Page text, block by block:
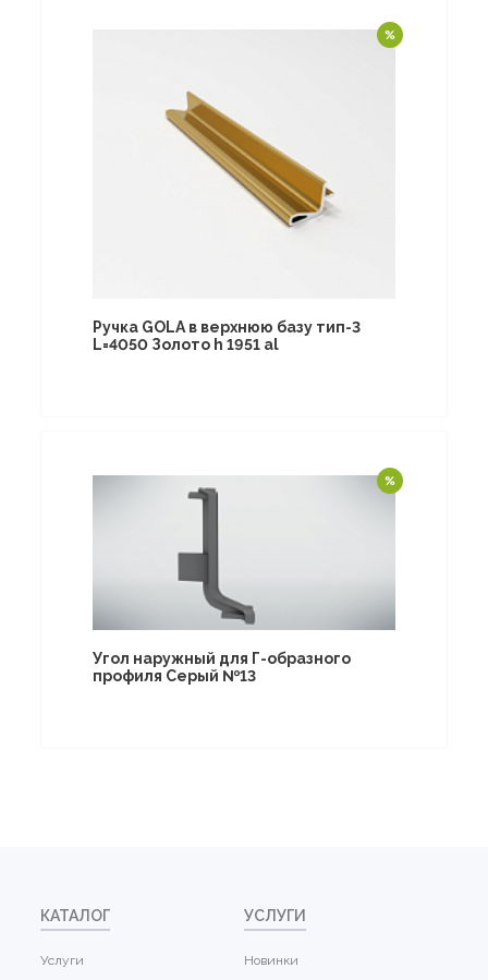
Ручка GOLA в верхнюю базу тип-3
L=4050 Золото h 1951 al
Угол наружный для Г-образного
профиля Серый №13
КАТАЛОГ
Услуги
УСЛУГИ
Новинки